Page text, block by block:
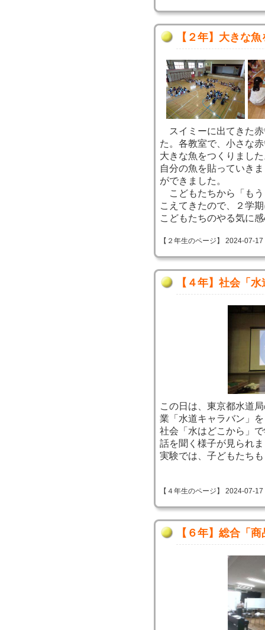
【２年】大きな
スイミーに出てきた赤
た。各教室で、小さな
大きな魚をつくりまし
自分の魚を貼っていき
ができました。
こどもたちから「もう
こえてきたので、２学
こどもたちのやる気に
【２年生のページ】 2024-07-
【４年】社会「
この日は、東京都水道
業「水道キャラバン」
社会「水はどこから」
話を聞く様子が見られ
実験では、子どもたち
【４年生のページ】 2024-07-
【６年】総合「